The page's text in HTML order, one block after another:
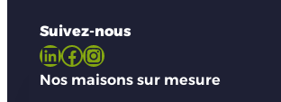
Suivez-nous
LinkedIn Facebook Instagram
Nos maisons sur mesure